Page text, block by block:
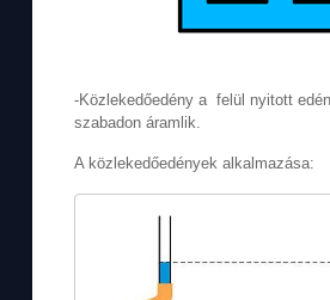
-Közlekedőedény a felül nyitott
szabadon áramlik.
A közlekedőedények alkalmazása: